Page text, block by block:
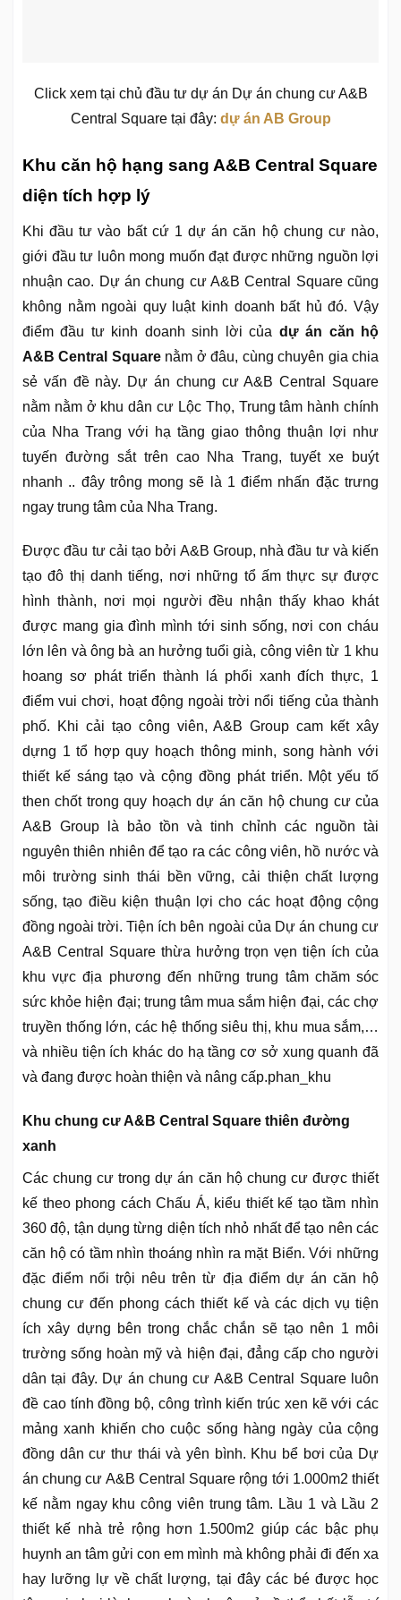
Click xem tại chủ đầu tư dự án Dự án chung cư A&B
Central Square tại đây: dự án AB Group
Khu căn hộ hạng sang A&B Central Square
diện tích hợp lý
Khi đầu tư vào bất cứ 1 dự án căn hộ chung cư nào,
giới đầu tư luôn mong muốn đạt được những nguồn lợi
nhuận cao. Dự án chung cư A&B Central Square cũng
không nằm ngoài quy luật kinh doanh bất hủ đó. Vậy
điểm đầu tư kinh doanh sinh lời của dự án căn hộ
A&B Central Squarenằm ở đâu, cùng chuyên gia chia
sẻ vấn đề này. Dự án chung cư A&B Central Square
nằm nằm ở khu dân cư Lộc Thọ, Trung tâm hành chính
của Nha Trang với hạ tầng giao thông thuận lợi như
tuyến đường sắt trên cao Nha Trang, tuyết xe buýt
nhanh .. đây trông mong sẽ là 1 điểm nhấn đặc trưng
ngay trung tâm của Nha Trang.
Được đầu tư cải tạo bởi A&B Group, nhà đầu tư và kiến
tạo đô thị danh tiếng, nơi những tổ ấm thực sự được
hình thành, nơi mọi người đều nhận thấy khao khát
được mang gia đình mình tới sinh sống, nơi con cháu
lớn lên và ông bà an hưởng tuổi già, công viên từ 1 khu
hoang sơ phát triển thành lá phổi xanh đích thực, 1
điểm vui chơi, hoạt động ngoài trời nổi tiếng của thành
phố. Khi cải tạo công viên, A&B Group cam kết xây
dựng 1 tổ hợp quy hoạch thông minh, song hành với
thiết kế sáng tạo và cộng đồng phát triển. Một yếu tố
then chốt trong quy hoạch dự án căn hộ chung cư của
A&B Group là bảo tồn và tinh chỉnh các nguồn tài
nguyên thiên nhiên để tạo ra các công viên, hồ nước và
môi trường sinh thái bền vững, cải thiện chất lượng
sống, tạo điều kiện thuận lợi cho các hoạt động cộng
đồng ngoài trời. Tiện ích bên ngoài của Dự án chung cư
A&B Central Square thừa hưởng trọn vẹn tiện ích của
khu vực địa phương đến những trung tâm chăm sóc
sức khỏe hiện đại; trung tâm mua sắm hiện đại, các chợ
truyền thống lớn, các hệ thống siêu thị, khu mua sắm,…
và nhiều tiện ích khác do hạ tầng cơ sở xung quanh đã
và đang được hoàn thiện và nâng cấp.phan_khu
Khu chung cư A&B Central Square thiên đường
xanh
Các chung cư trong dự án căn hộ chung cư được thiết
kế theo phong cách Chấu Á, kiểu thiết kế tạo tầm nhìn
360 độ, tận dụng từng diện tích nhỏ nhất để tạo nên các
căn hộ có tầm nhìn thoáng nhìn ra mặt Biển. Với những
đặc điểm nổi trội nêu trên từ địa điểm dự án căn hộ
chung cư đến phong cách thiết kế và các dịch vụ tiện
ích xây dựng bên trong chắc chắn sẽ tạo nên 1 môi
trường sống hoàn mỹ và hiện đại, đẳng cấp cho người
dân tại đây. Dự án chung cư A&B Central Square luôn
đề cao tính đồng bộ, công trình kiến trúc xen kẽ với các
mảng xanh khiến cho cuộc sống hàng ngày của cộng
đồng dân cư thư thái và yên bình. Khu bể bơi của Dự
án chung cư A&B Central Square rộng tới 1.000m2 thiết
kế nằm ngay khu công viên trung tâm. Lầu 1 và Lầu 2
thiết kế nhà trẻ rộng hơn 1.500m2 giúp các bậc phụ
huynh an tâm gửi con em mình mà không phải đi đến xa
hay lưỡng lự về chất lượng, tại đây các bé được học